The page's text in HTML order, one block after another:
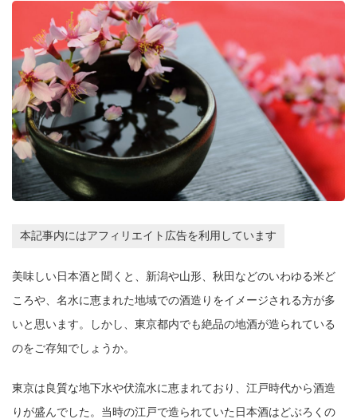
本記事内にはアフィリエイト広告を利用しています
美味しい日本酒と聞くと、新潟や山形、秋田などのいわゆる米ど
ころや、名水に恵まれた地域での酒造りをイメージされる方が多
いと思います。しかし、東京都内でも絶品の地酒が造られている
のをご存知でしょうか。
東京は良質な地下水や伏流水に恵まれており、江戸時代から酒造
りが盛んでした。当時の江戸で造られていた日本酒はどぶろくの